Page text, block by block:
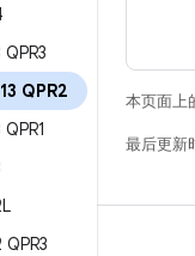
QPR2
本页面上
最后更新